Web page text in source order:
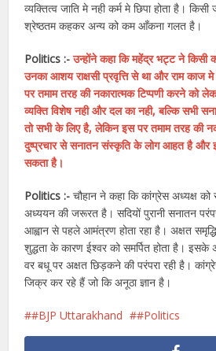
व्यक्तित्व जाति मे नही कर्म मे छिपा होता है।
श्रेष्ठतम कहकर अन्य को कम आँकना गलत है।
Politics :-उन्होंने कहा कि महेंद्र भट्ट ने किसी
उनका आशय राक्षसी प्रवृत्ति से था और राम काज
पर तमाम तरह की नकारात्मक टिप्पणी करने को
व्यक्ति विशेष नही और दल का नही, बल्कि सभी
तो सभी के लिए है, लेकिन इस पर तमाम तरह की
दुष्प्रचार से सनातन संस्कृति के लोग आहत है और
सकता है।
Politics :-चौहान ने कहा कि कांग्रेस अध्यक्ष
अध्ययन की जरूरत है। सदियों पुरानी सनातन
आह्वान से पहले आमंत्रण होता रहा है। अक्षत
शुद्धता के कारण ईश्वर को समर्पित होता है। इसके
वर बधू पर अक्षत छिड़कने की परंपरा रही है।
जिक्र कर रहे हैं जो कि अनूठा ज्ञान है।
#BJP Uttarakhand #Politics